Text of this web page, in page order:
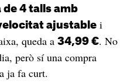
de 4 talls amb
ajustablei
queda a 34,99 €. No
però sí una compra
ja fa curt.